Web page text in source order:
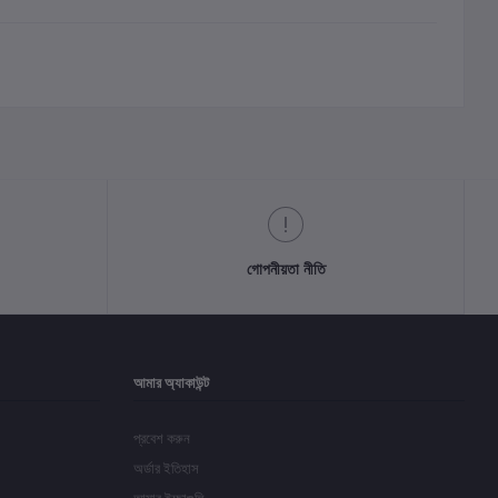
গোপনীয়তা নীতি
আমার অ্যাকাউন্ট
প্রবেশ করুন
অর্ডার ইতিহাস